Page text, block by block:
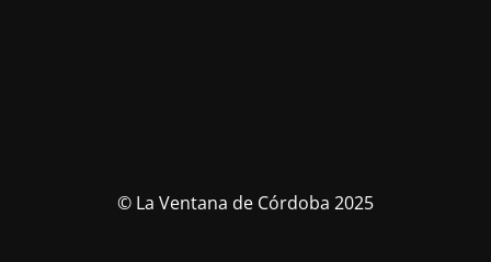
© La Ventana de Córdoba 2025